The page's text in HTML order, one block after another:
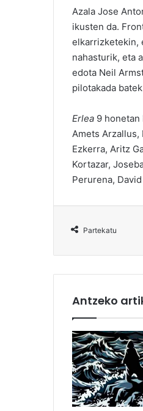
Azala Jose
ikusten da.
elkarrizketekin,
nahasturik, eta
edota Neil
pilotakada
Erlea 9 honetan
Amets
Ezkerra, Aritz
Kortazar,
Perurena,
Partekatu
Antzeko